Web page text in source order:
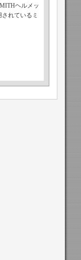
ヘルメッ
れているミ